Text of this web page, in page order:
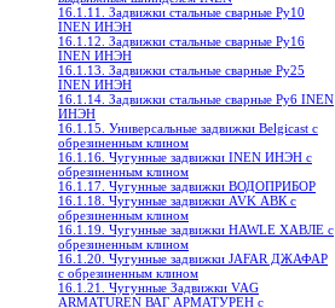
16.1.11. Задвижки стальные сварные Ру10
INEN ИНЭН
16.1.12. Задвижки стальные сварные Ру16
INEN ИНЭН
16.1.13. Задвижки стальные сварные Ру25
INEN ИНЭН
16.1.14. Задвижки стальные сварные Ру6 INEN
ИНЭН
16.1.15. Универсальные задвижки Belgicast с
обрезиненным клином
16.1.16. Чугунные задвижки INEN ИНЭН c
обрезиненным клином
16.1.17. Чугунные задвижки ВОДОПРИБОР
16.1.18. Чугунные задвижки AVK АВК с
обрезиненным клином
16.1.19. Чугунные задвижки HAWLE ХАВЛЕ с
обрезиненным клином
16.1.20. Чугунные задвижки JAFAR ДЖАФАР
с обрезиненным клином
16.1.21. Чугунные Задвижки VAG
ARMATUREN ВАГ АРМАТУРЕН с